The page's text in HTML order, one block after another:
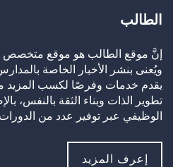
الطالب
إنَّ موقع الطالب هو موقع متخصص
ويُعنى بنشر الأخبار الخاصة
يقدم خدمات وفرصًا لكسب المزيد
تطوير الذات وبناء الثقة بالنفس،
الوظيفي عبر توفير عدد من
إعرف المزيد